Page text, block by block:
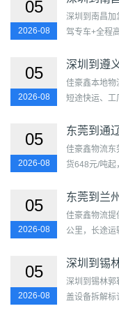
05
2026-08
深圳到南昌加
驾专车+全程
区...
05
2026-08
深圳到遵
佳豪鑫本地物
短途快运、工
05
2026-08
东莞到通
佳豪鑫物流东
货648元/吨起
城街道...
05
2026-08
东莞到兰
佳豪鑫物流提
公里，长途
天，覆...
05
2026-08
深圳到锡
深圳到锡林郭
盖设备拆解